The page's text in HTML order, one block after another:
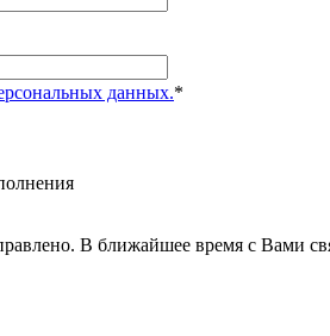
данных.*
В ближайшее время с Вами